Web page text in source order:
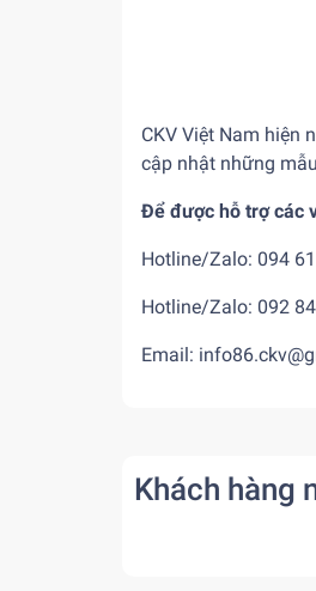
CKV Việt Nam hiện
cập nhật những
Để được hỗ trợ các
Hotline/Zalo: 094
Hotline/Zalo: 092
Email:
Khách hàng